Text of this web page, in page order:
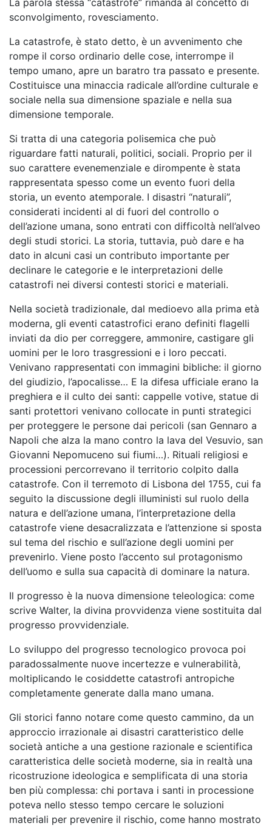
La parola stessa “catastrofe” rimanda al concetto di
sconvolgimento, rovesciamento.
La catastrofe, è stato detto, è un avvenimento che
rompe il corso ordinario delle cose, interrompe il
tempo umano, apre un baratro tra passato e presente.
Costituisce una minaccia radicale all’ordine culturale e
sociale nella sua dimensione spaziale e nella sua
dimensione temporale.
Si tratta di una categoria polisemica che può
riguardare fatti naturali, politici, sociali. Proprio per il
suo carattere evenemenziale e dirompente è stata
rappresentata spesso come un evento fuori della
storia, un evento atemporale. I disastri “naturali”,
considerati incidenti al di fuori del controllo o
dell’azione umana, sono entrati con difficoltà nell’alveo
degli studi storici. La storia, tuttavia, può dare e ha
dato in alcuni casi un contributo importante per
declinare le categorie e le interpretazioni delle
catastrofi nei diversi contesti storici e materiali.
Nella società tradizionale, dal medioevo alla prima età
moderna, gli eventi catastrofici erano definiti flagelli
inviati da dio per correggere, ammonire, castigare gli
uomini per le loro trasgressioni e i loro peccati.
Venivano rappresentati con immagini bibliche: il giorno
del giudizio, l’apocalisse… E la difesa ufficiale erano la
preghiera e il culto dei santi: cappelle votive, statue di
santi protettori venivano collocate in punti strategici
per proteggere le persone dai pericoli (san Gennaro a
Napoli che alza la mano contro la lava del Vesuvio, san
Giovanni Nepomuceno sui fiumi…). Rituali religiosi e
processioni percorrevano il territorio colpito dalla
catastrofe. Con il terremoto di Lisbona del 1755, cui fa
seguito la discussione degli illuministi sul ruolo della
natura e dell’azione umana, l’interpretazione della
catastrofe viene desacralizzata e l’attenzione si sposta
sul tema del rischio e sull’azione degli uomini per
prevenirlo. Viene posto l’accento sul protagonismo
dell’uomo e sulla sua capacità di dominare la natura.
Il progresso è la nuova dimensione teleologica: come
scrive Walter, la divina provvidenza viene sostituita dal
progresso provvidenziale.
Lo sviluppo del progresso tecnologico provoca poi
paradossalmente nuove incertezze e vulnerabilità,
moltiplicando le cosiddette catastrofi antropiche
completamente generate dalla mano umana.
Gli storici fanno notare come questo cammino, da un
approccio irrazionale ai disastri caratteristico delle
società antiche a una gestione razionale e scientifica
caratteristica delle società moderne, sia in realtà una
ricostruzione ideologica e semplificata di una storia
ben più complessa: chi portava i santi in processione
poteva nello stesso tempo cercare le soluzioni
materiali per prevenire il rischio, come hanno mostrato